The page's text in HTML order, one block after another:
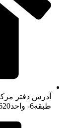
آدرس دفتر
طبقه6- واحد620